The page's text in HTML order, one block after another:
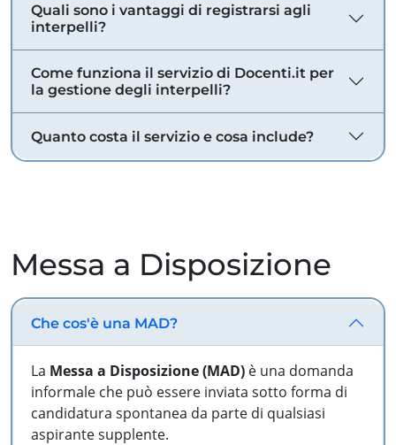
Quali sono i vantaggi di registrarsi agli
interpelli?
Come funziona il servizio di Docenti.it per
la gestione degli interpelli?
Quanto costa il servizio e cosa include?
Messa a Disposizione
Che cos'è una MAD?
La Messa a Disposizione (MAD) è una domanda
informale che può essere inviata sotto forma di
candidatura spontanea da parte di qualsiasi
aspirante supplente.